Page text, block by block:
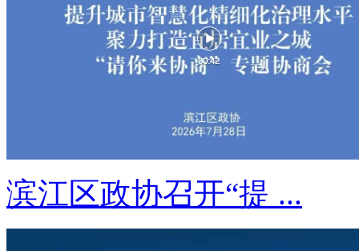
滨江区政协召开“提 ...